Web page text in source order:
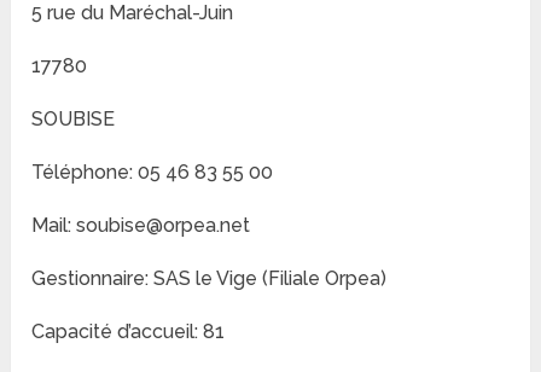
5 rue du Maréchal-Juin
17780
SOUBISE
Téléphone: 05 46 83 55 00
Mail: soubise@orpea.net
Gestionnaire: SAS le Vige (Filiale Orpea)
Capacité d’accueil: 81